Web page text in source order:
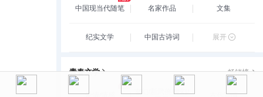
中国现当代随笔 名家作品 文集
纪实文学 中国古诗词 展开
青春文学 畅销榜
玄幻/新武侠/魔幻/